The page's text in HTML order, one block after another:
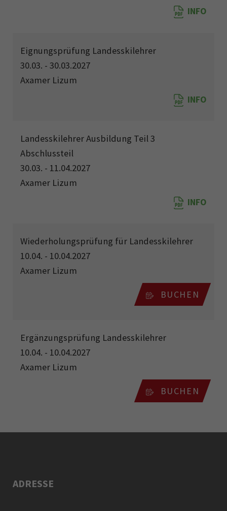
INFO
Eignungsprüfung Landesskilehrer
30.03. - 30.03.2027
Axamer Lizum
INFO
Landesskilehrer Ausbildung Teil 3
Abschlussteil
30.03. - 11.04.2027
Axamer Lizum
INFO
Wiederholungsprüfung für Landesskilehrer
10.04. - 10.04.2027
Axamer Lizum
BUCHEN
Ergänzungsprüfung Landesskilehrer
10.04. - 10.04.2027
Axamer Lizum
BUCHEN
ADRESSE